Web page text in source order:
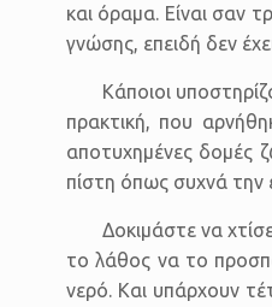
και όραμα. Είναι σαν
γνώσης, επειδή δεν
Κάποιοι
πρακτική, που
αποτυχημένες δομές
πίστη όπως συχνά την
Δοκιμάστε να
το λάθος να το
νερό. Και υπάρχουν